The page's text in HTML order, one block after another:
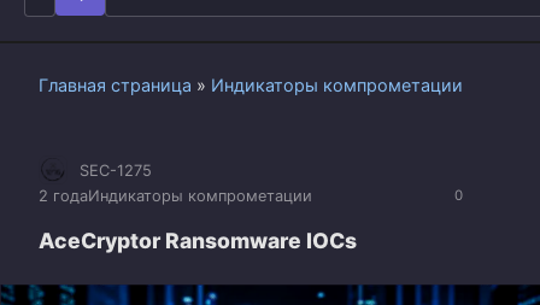
for:
Главная страница » Индикаторы компрометации
0
SEC-1275
2 годаИндикаторы компрометации
AceCryptor Ransomware IOCs